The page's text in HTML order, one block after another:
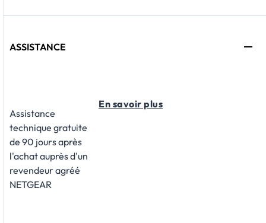
ASSISTANCE
Assistance
technique gratuite
de 90 jours après
l'achat auprès d'un
revendeur agréé
NETGEAR
En savoir plus